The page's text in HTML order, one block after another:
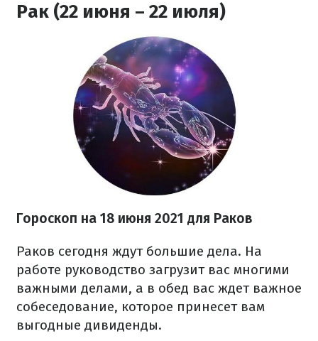
Рак (22 июня – 22 июля)
Гороскоп на 18 июня 2021 для Раков
Раков сегодня ждут большие дела. На
работе руководство загрузит вас многими
важными делами, а в обед вас ждет важное
собеседование, которое принесет вам
выгодные дивиденды.